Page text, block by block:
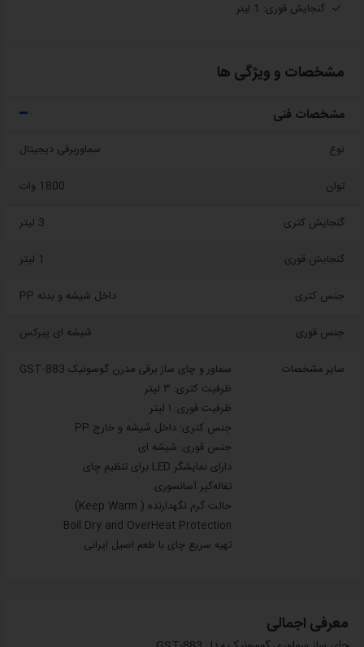
گنجایش قوری: 1 لیتر
مشخصات و ویژگی ها
مشخصات فنی
نوع سماوربرقی دیجیتال
توان 1800 وات
گنجایش کتری 3 لیتر
گنجایش قوری 1 لیتر
جنس کتری داخل شیشه و بدنه PP
جنس قوری شیشه ای پیرکس
سایر مشخصات
سماور و چای ساز برقی مدرن گوسونیک GST-883
ظرفیت کتری: ۳ لیتر
ظرفیت قوری: ۱ لیتر
جنس کتری: داخل شیشه و خارج PP
جنس قوری: شیشه ای
دارای نمایشگر LED برای تنظیم چای
تفاله‌گیر آسانسوری
حالت گرم‌ نگهدارنده ( Keep Warm)
Boil Dry and OverHeat Protection
تهیه سریع چای با طعم اصیل ایرانی
معرفی اجمالی